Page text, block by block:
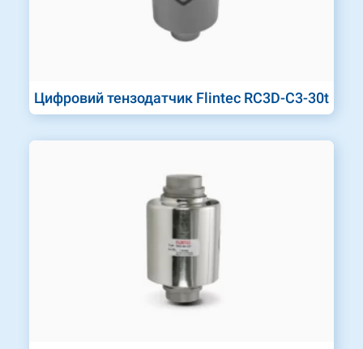
Цифровий тензодатчик Flintec RC3D-C3-30t